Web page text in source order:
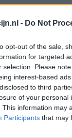
- Do Not
opt-out of the sale,
for targeted
selection. Please
interest-based
to third
of your personal
This information may
Participants that may
de activiteit
gen SLCO1B1
omgezet.
hart- en
patiënten